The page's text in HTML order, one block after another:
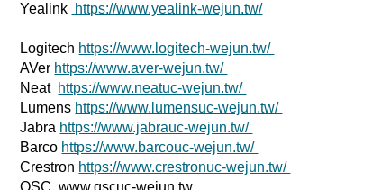
Yealink https://www.yealink-wejun.tw/
Logitech https://www.logitech-wejun.tw/
AVer https://www.aver-wejun.tw/
Neat https://www.neatuc-wejun.tw/
Lumens https://www.lumensuc-wejun.tw/
Jabra https://www.jabrauc-wejun.tw/
Barco https://www.barcouc-wejun.tw/
Crestron https://www.crestronuc-wejun.tw/